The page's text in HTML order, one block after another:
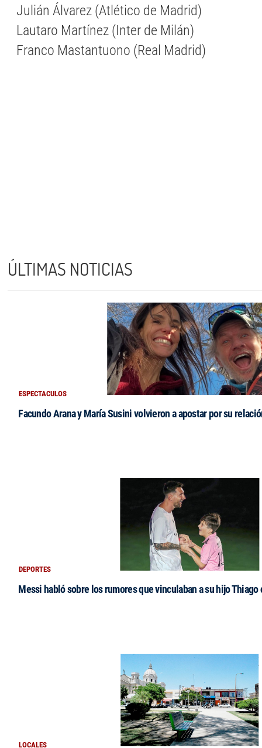
Julián Álvarez (Atlético de Madrid)
Lautaro Martínez (Inter de Milán)
Franco Mastantuono (Real Madrid)
ÚLTIMAS NOTICIAS
ESPECTACULOS
Facundo Arana y María Susini volvieron a apostar por su
DEPORTES
Messi habló sobre los rumores que vinculaban a su hijo Thiago
LOCALES